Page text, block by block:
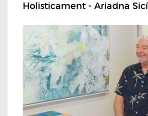
Holisticament - Ariadna